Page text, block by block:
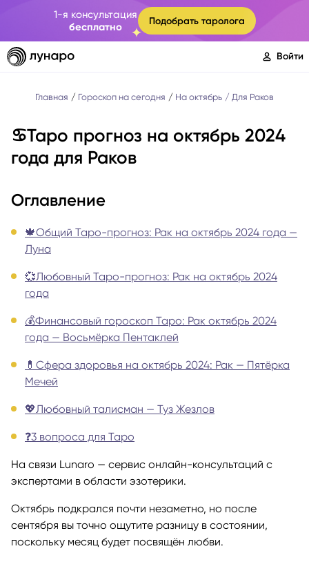
1-я консультация
бесплатно
Подобрать таролога
Войти
Главная Гороскоп на сегодня На октябрь Для Раков
♋️Таро прогноз на октябрь 2024
года для Раков
Оглавление
🍁Общий Таро-прогноз: Рак на октябрь 2024 года —
Луна
💞Любовный Таро-прогноз: Рак на октябрь 2024
года
💰Финансовый гороскоп Таро: Рак октябрь 2024
года — Восьмёрка Пентаклей
💊Сфера здоровья на октябрь 2024: Рак — Пятёрка
Мечей
💖Любовный талисман — Туз Жезлов
❓3 вопроса для Таро
На связи Lunaro — сервис онлайн-консультаций с
экспертами в области эзотерики.
Октябрь подкрался почти незаметно, но после
сентября вы точно ощутите разницу в состоянии,
поскольку месяц будет посвящён любви.